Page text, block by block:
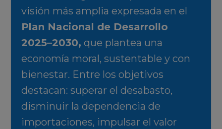
visión más amplia expresada en el
Plan Nacional de Desarrollo
2025–2030, que plantea una
economía moral, sustentable y con
bienestar. Entre los objetivos
destacan: superar el desabasto,
disminuir la dependencia de
importaciones, impulsar el valor